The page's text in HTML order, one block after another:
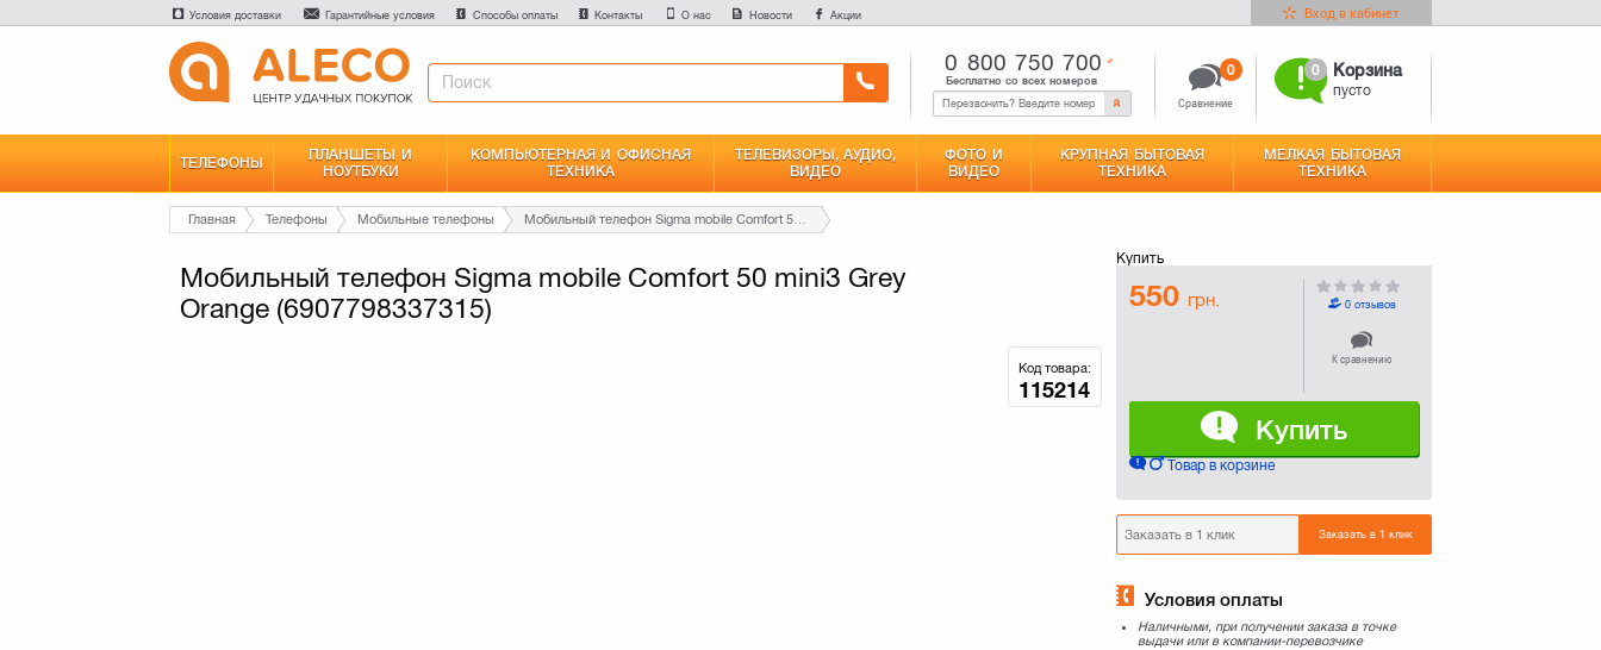
Условия доставки Гарантийные условия Способы оплаты Контакты О нас Новости Акции Вход в кабинет
0 800 750 700
Бесплатно со всех номеров
Сравнение
0 0 Корзина
пусто
ТЕЛЕФОНЫ
ПЛАНШЕТЫ И
НОУТБУКИ
КОМПЬЮТЕРНАЯ И ОФИСНАЯ
ТЕХНИКА
ТЕЛЕВИЗОРЫ, АУДИО,
ВИДЕО
ФОТО И
ВИДЕО
КРУПНАЯ БЫТОВАЯ
ТЕХНИКА
МЕЛКАЯ БЫТОВАЯ
ТЕХНИКА
Главная Телефоны Мобильные телефоны
Купить
Мобильный телефон Sigma mobile Comfort 50 mini3 Grey
Orange (6907798337315)
Код товара:
115214
550 грн. 0 отзывов
К сравнению
Купить
Товар в корзине
Заказать в 1 клик
Условия оплаты
Наличными, при получении заказа в точке
выдачи или в компании-перевозчике